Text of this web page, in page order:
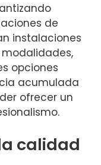
de
instalaciones
opciones
acumulada
ofrecer un
calidad